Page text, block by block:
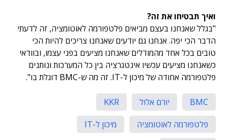
ואיך תבטיחו את זה?
"בגלל שאנחנו בעצם מביאים פלטפורמה לאוטומציה, זה לדעתי
הדבר הכי יפה. אנחנו גם יודעים שאנחנו צריכים להיות הכי
טובים בכל אחד מהמודלים שאנחנו מציעים בפני עצמו, ובוודאי
כשאנחנו מציעים עכשיו אינטגרציה בין כל המערכות ונותנים
פלטפורמה אחודה של מיכון ל-IT. זה מה ש-BMC דוגלת בו".
BMC יורם אלול
KKR
פלטפורמה לאוטומציה
מיכון ל-IT